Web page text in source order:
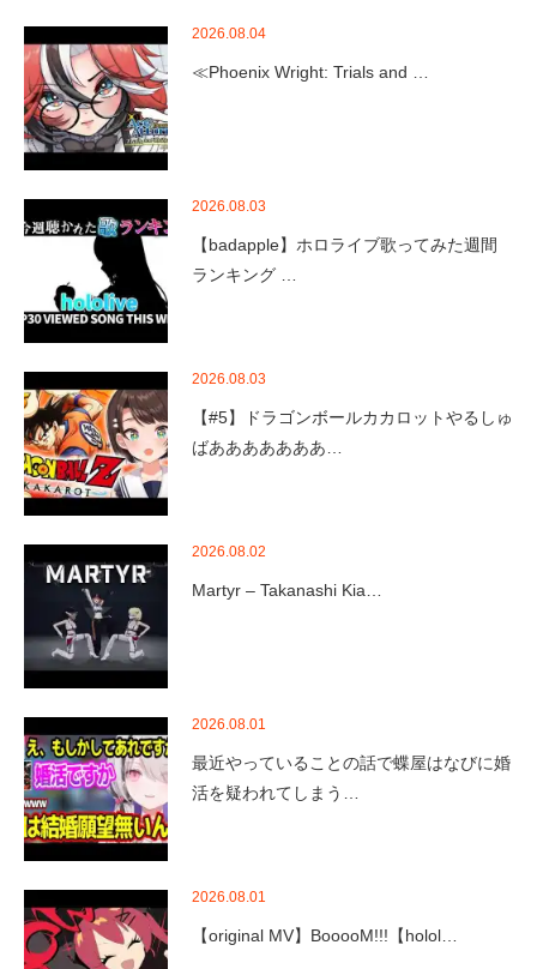
2026.08.04
≪Phoenix Wright: Trials and …
2026.08.03
【badapple】ホロライブ歌ってみた週間
ランキング …
2026.08.03
【#5】ドラゴンボールカカロットやるしゅ
ばあああああああ…
2026.08.02
Martyr – Takanashi Kia…
2026.08.01
最近やっていることの話で蝶屋はなびに婚
活を疑われてしまう…
2026.08.01
【original MV】BooooM!!!【holol…